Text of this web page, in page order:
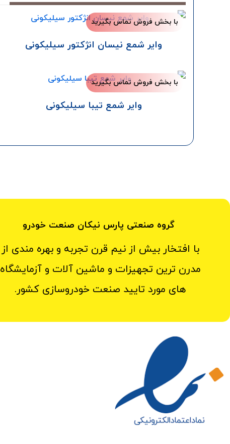
وایر شمع نیسان انژکتور سیلیکونی
با بخش فروش تماس بگیرید
وایر شمع تیبا سیلیکونی
با بخش فروش تماس بگیرید
گروه صنعتی پارس نیکان صنعت خودرو
با افتخار بیش از نیم قرن تجربه و بهره مندی از
مدرن ترین تجهیزات و ماشین آلات و آزمایشگاه
های مورد تایید صنعت خودروسازی کشور.